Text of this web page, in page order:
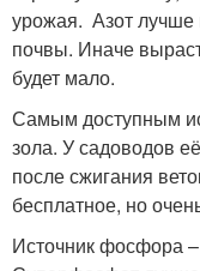
урожая. Азот лучше
почвы. Иначе
будет мало.
Самым доступным
зола. У садоводов
после сжигания
бесплатное, но
Источник фосфора